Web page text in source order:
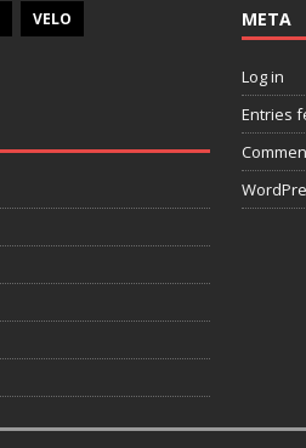
VELO META
Log in
Entries